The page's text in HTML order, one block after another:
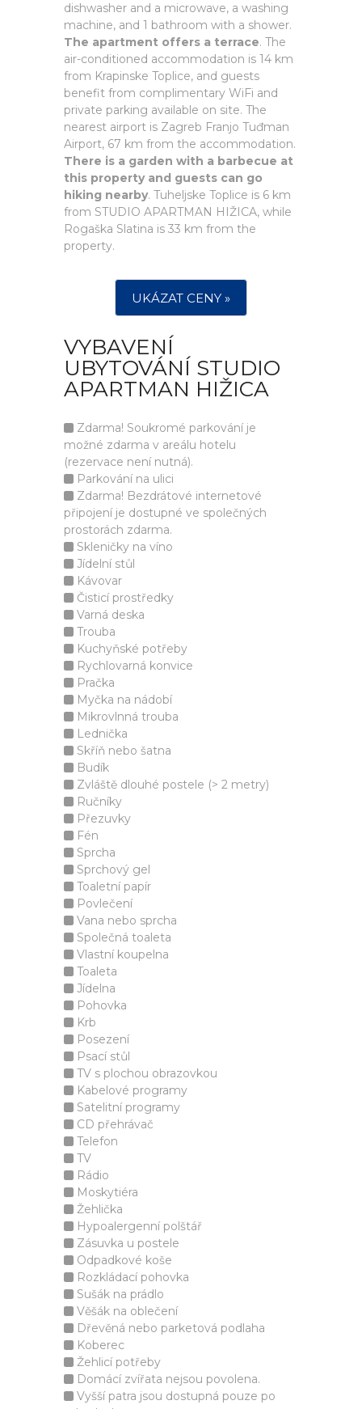
dishwasher and a microwave, a washing
machine, and 1 bathroom with a shower.
The apartment offers a terrace. The
air-conditioned accommodation is 14 km
from Krapinske Toplice, and guests
benefit from complimentary WiFi and
private parking available on site. The
nearest airport is Zagreb Franjo Tuđman
Airport, 67 km from the accommodation.
There is a garden with a barbecue at
this property and guests can go
hiking nearby. Tuheljske Toplice is 6 km
from STUDIO APARTMAN HIŽICA, while
Rogaška Slatina is 33 km from the
property.
UKÁZAT CENY »
VYBAVENÍ
UBYTOVÁNÍ STUDIO
APARTMAN HIŽICA
Zdarma! Soukromé parkování je
možné zdarma v areálu hotelu
(rezervace není nutná).
Parkování na ulici
Zdarma! Bezdrátové internetové
připojení je dostupné ve společných
prostorách zdarma.
Skleničky na víno
Jídelní stůl
Kávovar
Čisticí prostředky
Varná deska
Trouba
Kuchyňské potřeby
Rychlovarná konvice
Pračka
Myčka na nádobí
Mikrovlnná trouba
Lednička
Skříň nebo šatna
Budík
Zvláště dlouhé postele (> 2 metry)
Ručníky
Přezuvky
Fén
Sprcha
Sprchový gel
Toaletní papír
Povlečení
Vana nebo sprcha
Společná toaleta
Vlastní koupelna
Toaleta
Jídelna
Pohovka
Krb
Posezení
Psací stůl
TV s plochou obrazovkou
Kabelové programy
Satelitní programy
CD přehrávač
Telefon
TV
Rádio
Moskytiéra
Žehlička
Hypoalergenní polštář
Zásuvka u postele
Odpadkové koše
Rozkládací pohovka
Sušák na prádlo
Věšák na oblečení
Dřevěná nebo parketová podlaha
Koberec
Žehlicí potřeby
Domácí zvířata nejsou povolena.
Vyšší patra jsou dostupná pouze po